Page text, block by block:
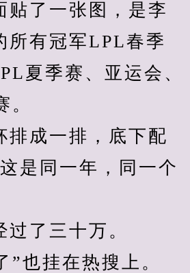
贴了一张图，是李
所有冠军LPL春季
夏季赛、亚运会、
。
成一排，底下配
是同一年，同一个
了三十万。
挂在热搜上。